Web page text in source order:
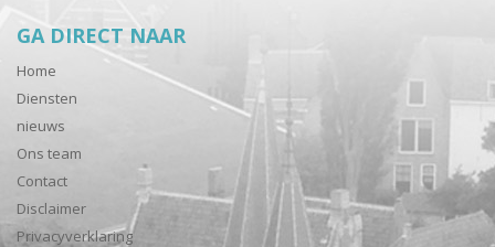
GA DIRECT NAAR
Home
Diensten
nieuws
Ons team
Contact
Disclaimer
Privacyverklaring